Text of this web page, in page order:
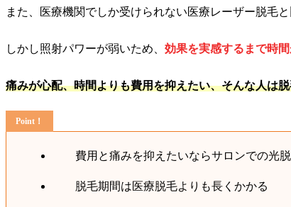
また、医療機関でしか受けられない医療レーザー脱毛と
しかし照射パワーが弱いため、 効果を実感するまで時
痛みが心配、時間よりも費用を抑えたい、そんな人は
費用と痛みを抑えたいならサロンでの光
脱毛期間は医療脱毛よりも長くかかる